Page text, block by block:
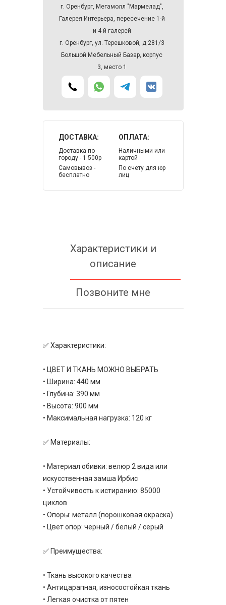
г. Оренбург, Мегамолл "Мармелад",
Галерея Интерьера, пересечение 1-й
и 4-й галерей
г. Оренбург, ул. Терешковой, д 281/3
Большой Мебельный Базар, корпус
3, место 1
ДОСТАВКА:
Доставка по
городу - 1 500р
Самовывоз -
бесплатно
ОПЛАТА:
Наличными или
картой
По счету для юр
лиц
Характеристики и
описание
Позвоните мне
✅ Характеристики:
• ЦВЕТ И ТКАНЬ МОЖНО ВЫБРАТЬ
• Ширина: 440 мм
• Глубина: 390 мм
• Высота: 900 мм
• Максимальная нагрузка: 120 кг
✅ Материалы:
• Материал обивки: велюр 2 вида или
искусственная замша Ирбис
• Устойчивость к истиранию: 85000
циклов
• Опоры: металл (порошковая окраска)
• Цвет опор: черный / белый / серый
✅ Преимущества:
• Ткань высокого качества
• Антицарапная, износостойкая ткань
• Легкая очистка от пятен